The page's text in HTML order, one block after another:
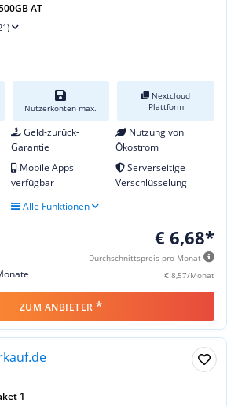
AT
Nutzerkonten max.
Nextcloud
Plattform
Geld-zurück-
Garantie
Nutzung von
Ökostrom
Mobile Apps
verfügbar
Serverseitige
Verschlüsselung
Alle Funktionen
€ 6,68*
Durchschnittspreis pro Monat
€ 8,57/Monat
ZUM ANBIETER *
1